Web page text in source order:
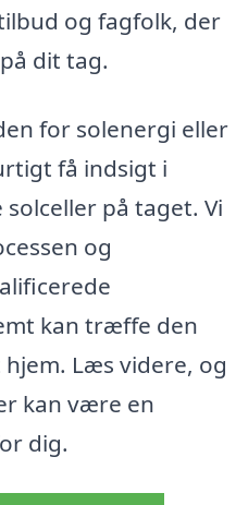
og fagfolk, der
dit tag.
for solenergi eller
få indsigt i
på taget. Vi
og
kan træffe den
Læs videre, og
kan være en
dig.